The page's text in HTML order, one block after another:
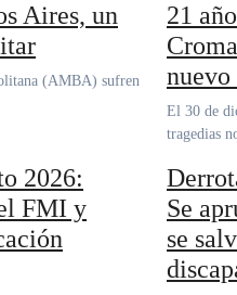
Aires, un
21
El 30 de diciembre de 2004, Argentina vivió una de las peores
tragedias
2026:
FMI y
Se
se